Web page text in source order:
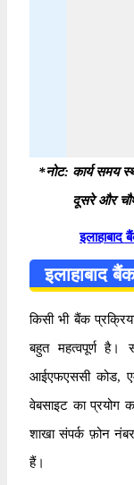
*नोट: कार्य समय
दूसरे और
इलाहाबाद
इलाहाबाद
किसी भी बैंक
बहुत महत्वपूर्ण है।
आईएफएससी कोड,
वेबसाइट का प्रयोग
शाखा संपर्क फ़ोन
हैं।